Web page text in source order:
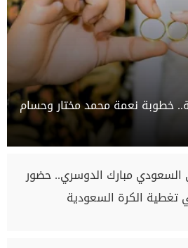
خطوبة نعمة محمد مختار وحسام
السعودي مبارك الدوسري.. حضور
تغطية الكرة السعودية